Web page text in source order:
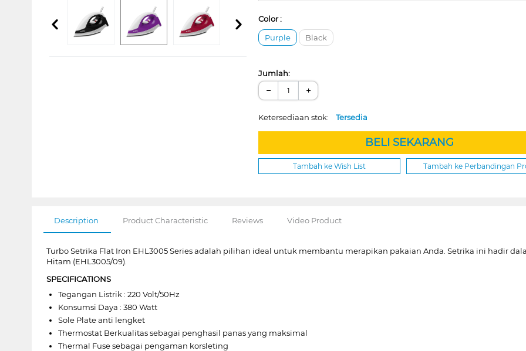
Color :
Purple
Black
Jumlah:
− +
Ketersediaan stok:Tersedia
BELI SEKARANG
Tambah ke Wish List Tambah ke Perbandingan
Description Product Characteristic Reviews Video Product
Turbo Setrika Flat Iron EHL3005 Series adalah pilihan ideal untuk membantu merapikan pakaian Anda. Setrika ini hadir
Hitam (EHL3005/09).
SPECIFICATIONS
Tegangan Listrik : 220 Volt/50Hz
Konsumsi Daya : 380 Watt
Sole Plate anti lengket
Thermostat Berkualitas sebagai penghasil panas yang maksimal
Thermal Fuse sebagai pengaman korsleting